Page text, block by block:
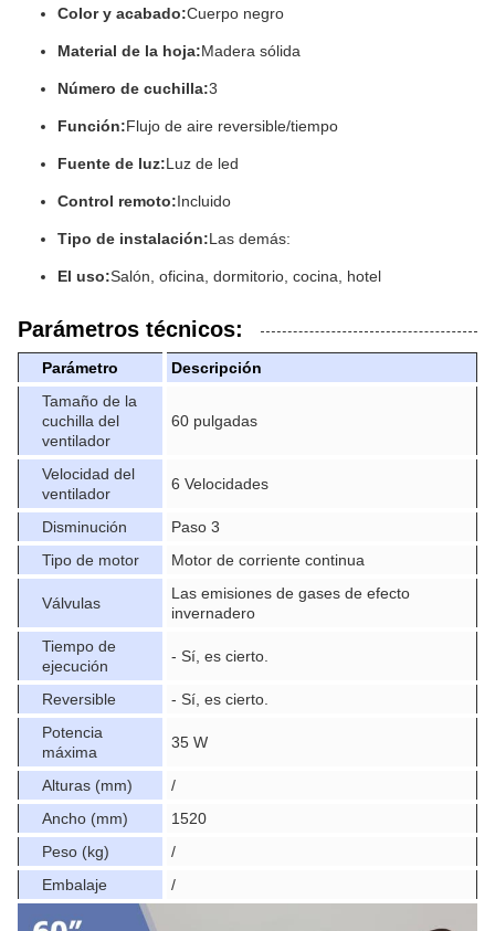
Color y acabado:Cuerpo negro
Material de la hoja:Madera sólida
Número de cuchilla:3
Función:Flujo de aire reversible/tiempo
Fuente de luz:Luz de led
Control remoto:Incluido
Tipo de instalación:Las demás:
El uso:Salón, oficina, dormitorio, cocina, hotel
Parámetros técnicos:
Parámetro
Descripción
Tamaño de la
cuchilla del
ventilador
60 pulgadas
Velocidad del
ventilador
6 Velocidades
Disminución
Paso 3
Tipo de motor
Motor de corriente continua
Válvulas
Las emisiones de gases de efecto
invernadero
Tiempo de
ejecución
- Sí, es cierto.
Reversible
- Sí, es cierto.
Potencia
máxima
35 W
Alturas (mm)
/
Ancho (mm)
1520
Peso (kg)
/
Embalaje
/